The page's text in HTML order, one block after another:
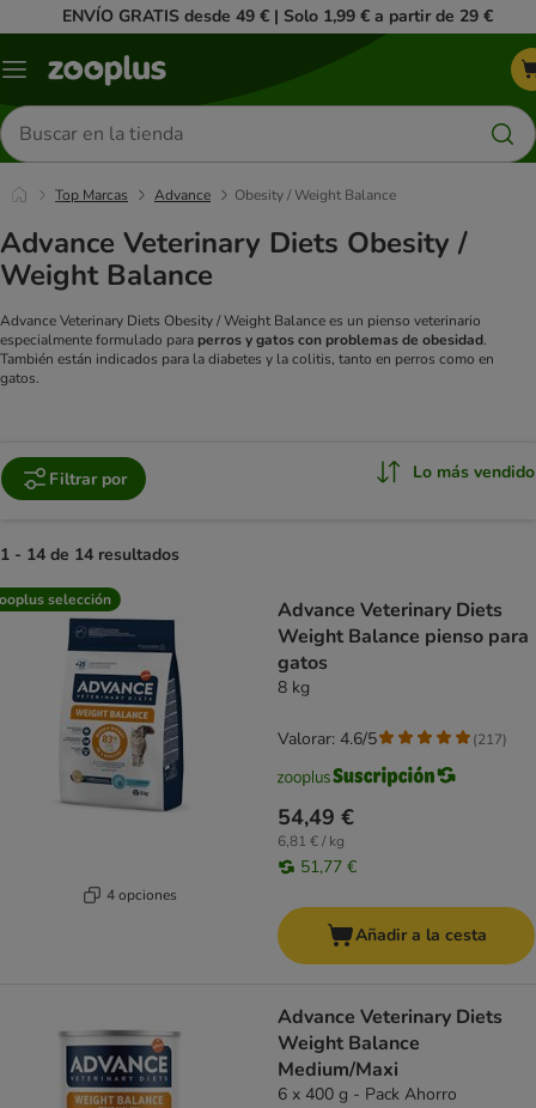
ENVÍO GRATIS desde 49 € | Solo 1,99 € a partir de 29 €
Menú
Buscar
productos
Top Marcas Advance Obesity / Weight Balance
Advance Veterinary Diets Obesity /
Weight Balance
Advance Veterinary Diets Obesity / Weight Balance es un pienso veterinario
especialmente formulado para perros y gatos con problemas de obesidad.
También están indicados para la diabetes y la colitis, tanto en perros como en
gatos.
Filtrar por Lo más vendido
1 - 14 de 14 resultados
product items have been changed
selección
4 opciones
Advance Veterinary Diets
Weight Balance pienso para
gatos
8 kg
54,49 €
6,81 € / kg
51,77 €
Valorar: 4.6/5 (217)
Añadir a la cesta
Advance Veterinary Diets
Weight Balance
Medium/Maxi
6 x 400 g - Pack Ahorro